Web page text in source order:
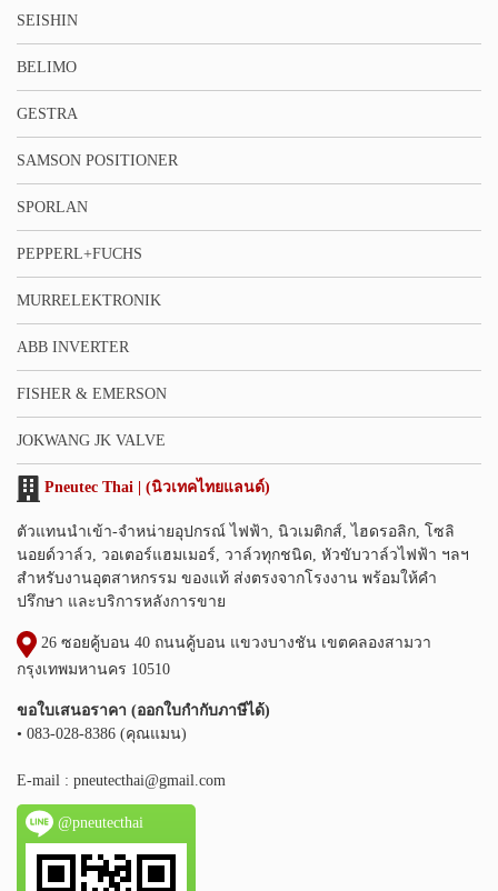
SEISHIN
BELIMO
GESTRA
SAMSON POSITIONER
SPORLAN
PEPPERL+FUCHS
MURRELEKTRONIK
ABB INVERTER
FISHER & EMERSON
JOKWANG JK VALVE
Pneutec Thai | (นิวเทคไทยแลนด์)
ตัวแทนนำเข้า-จำหน่ายอุปกรณ์ ไฟฟ้า, นิวเมติกส์, ไฮดรอลิก, โซลิ
นอยด์วาล์ว, วอเตอร์แฮมเมอร์, วาล์วทุกชนิด, หัวขับวาล์วไฟฟ้า ฯลฯ
สำหรับงานอุตสาหกรรม ของแท้ ส่งตรงจากโรงงาน พร้อมให้คำ
ปรึกษา และบริการหลังการขาย
26 ซอยคู้บอน 40 ถนนคู้บอน แขวงบางชัน เขตคลองสามวา
กรุงเทพมหานคร 10510
ขอใบเสนอราคา (ออกใบกำกับภาษีได้)
• 083-028-8386 (คุณแมน)
E-mail : pneutecthai@gmail.com
@pneutecthai